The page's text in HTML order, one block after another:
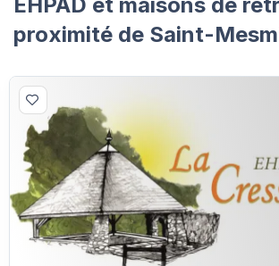
proximité de Saint-